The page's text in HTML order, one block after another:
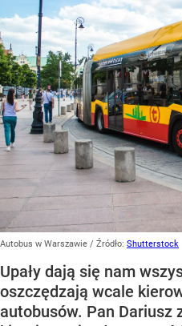
Autobus w Warszawie / Źródło: Shutterstock
Upały dają się nam
oszczędzają wcale
autobusów. Pan Dariusz